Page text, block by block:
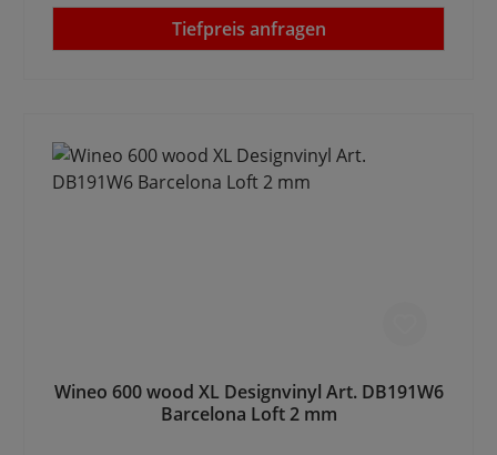
Tiefpreis anfragen
Wineo 600 wood XL Designvinyl Art. DB191W6
Barcelona Loft 2 mm